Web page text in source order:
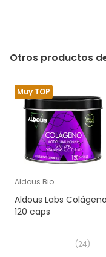
Otros productos
Muy TOP
Aldous Bio
Aldous Labs Colágeno
120 caps
(24)